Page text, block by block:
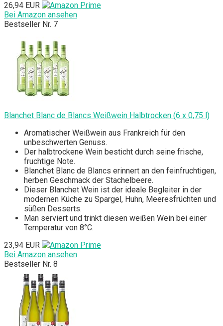
26,94 EUR
Bei Amazon ansehen
Bestseller Nr. 7
Blanchet Blanc de Blancs Weißwein Halbtrocken (6 x 0,75 l)
Aromatischer Weißwein aus Frankreich für den
unbeschwerten Genuss.
Der halbtrockene Wein besticht durch seine frische,
fruchtige Note.
Blanchet Blanc de Blancs erinnert an den feinfruchtigen,
herben Geschmack der Stachelbeere.
Dieser Blanchet Wein ist der ideale Begleiter in der
modernen Küche zu Spargel, Huhn, Meeresfrüchten und
süßen Desserts.
Man serviert und trinkt diesen weißen Wein bei einer
Temperatur von 8°C.
23,94 EUR
Bei Amazon ansehen
Bestseller Nr. 8